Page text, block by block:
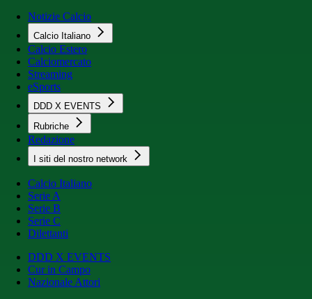
Notizie Calcio
Calcio Italiano
Calcio Estero
Calciomercato
Streaming
eSports
DDD X EVENTS
Rubriche
Redazione
I siti del nostro network
Calcio Italiano
Serie A
Serie B
Serie C
Dilettanti
DDD X EVENTS
Cur in Campo
Nazionale Attori